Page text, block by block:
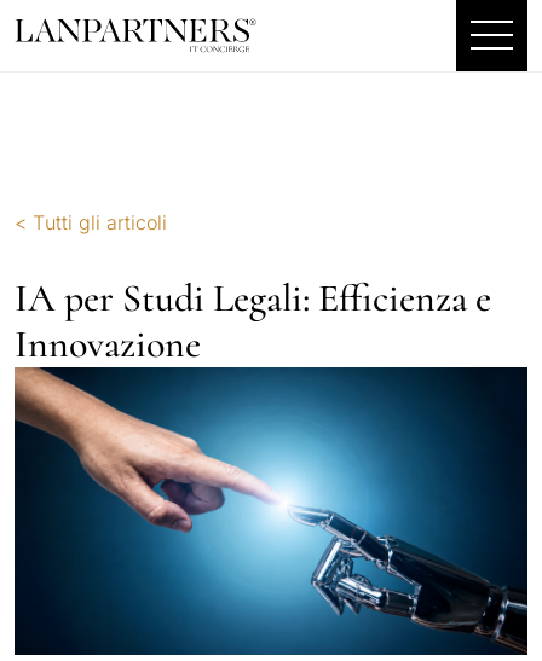
< Tutti gli articoli
IA per Studi Legali: Efficienza e
Innovazione